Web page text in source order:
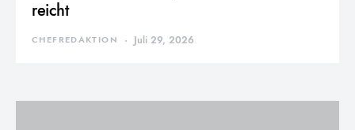
reicht
CHEFREDAKTION Juli 29, 2026